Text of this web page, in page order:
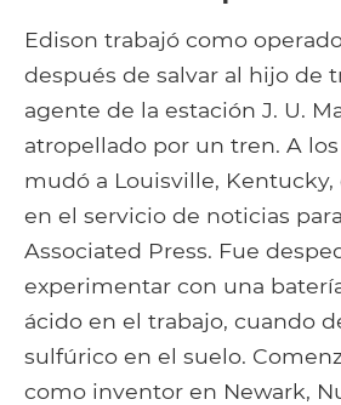
Edison trabajó como
después de salvar al hijo de
agente de la estación J. U.
atropellado por un tren. A los
mudó a Louisville,
en el servicio de noticias
Associated Press. Fue
experimentar con una
ácido en el trabajo, cuando
sulfúrico en el suelo.
como inventor en Newark,